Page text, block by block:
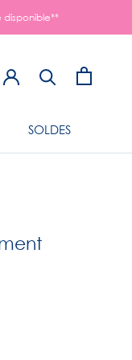
disponible**
SOLDES